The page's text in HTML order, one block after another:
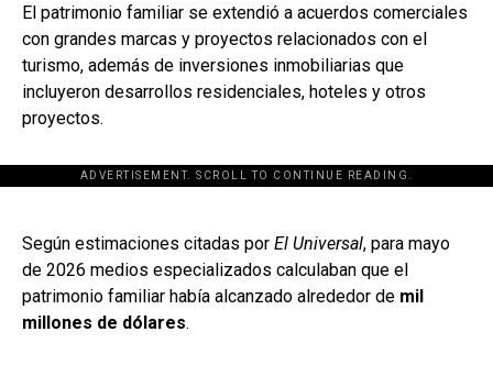
El patrimonio familiar se extendió a acuerdos comerciales
con grandes marcas y proyectos relacionados con el
turismo, además de inversiones inmobiliarias que
incluyeron desarrollos residenciales, hoteles y otros
proyectos.
ADVERTISEMENT. SCROLL TO CONTINUE READING.
[adsforwp id="243463"]
Según estimaciones citadas por El Universal, para mayo
de 2026 medios especializados calculaban que el
patrimonio familiar había alcanzado alrededor de mil
millones de dólares.